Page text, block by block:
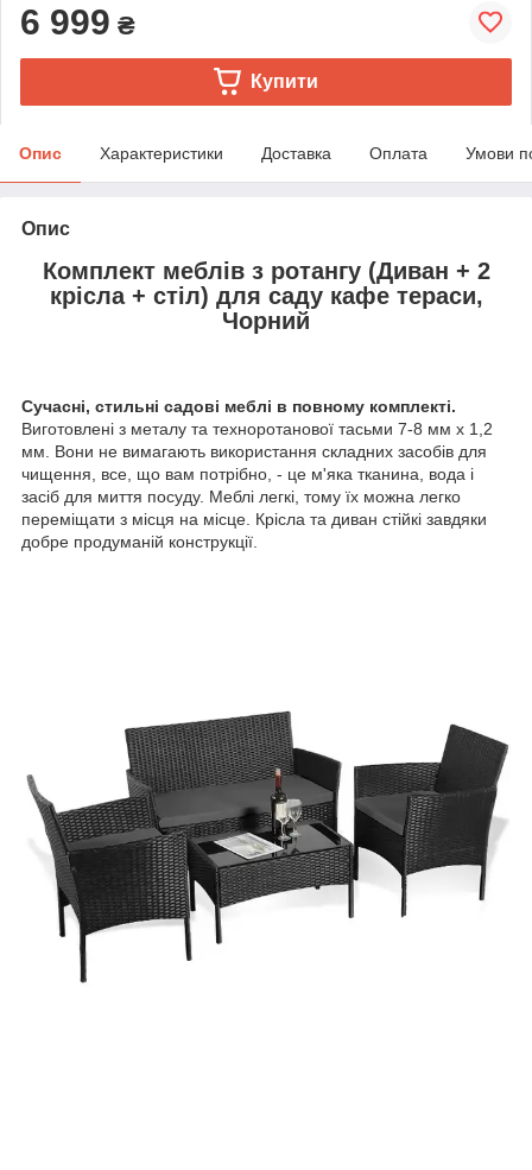
6 999 ₴
Купити
Опис Характеристики Доставка Оплата Умови
Опис
Комплект меблів з ротангу (Диван + 2
крісла + стіл) для саду кафе тераси,
Чорний
Сучасні, стильні садові меблі в повному комплекті.
Виготовлені ​​з металу та техноротанової тасьми 7-8 мм х 1,2
мм. Вони не вимагають використання складних засобів для
чищення, все, що вам потрібно, - це м'яка тканина, вода і
засіб для миття посуду. Меблі легкі, тому їх можна легко
переміщати з місця на місце. Крісла та диван стійкі завдяки
добре продуманій конструкції.